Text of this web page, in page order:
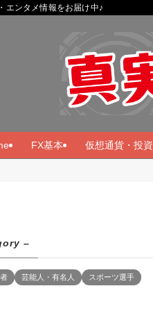
エンタメ情報をお届け中♪
FX基本 仮想通貨・投資
–
芸能人・有名人 スポーツ選手